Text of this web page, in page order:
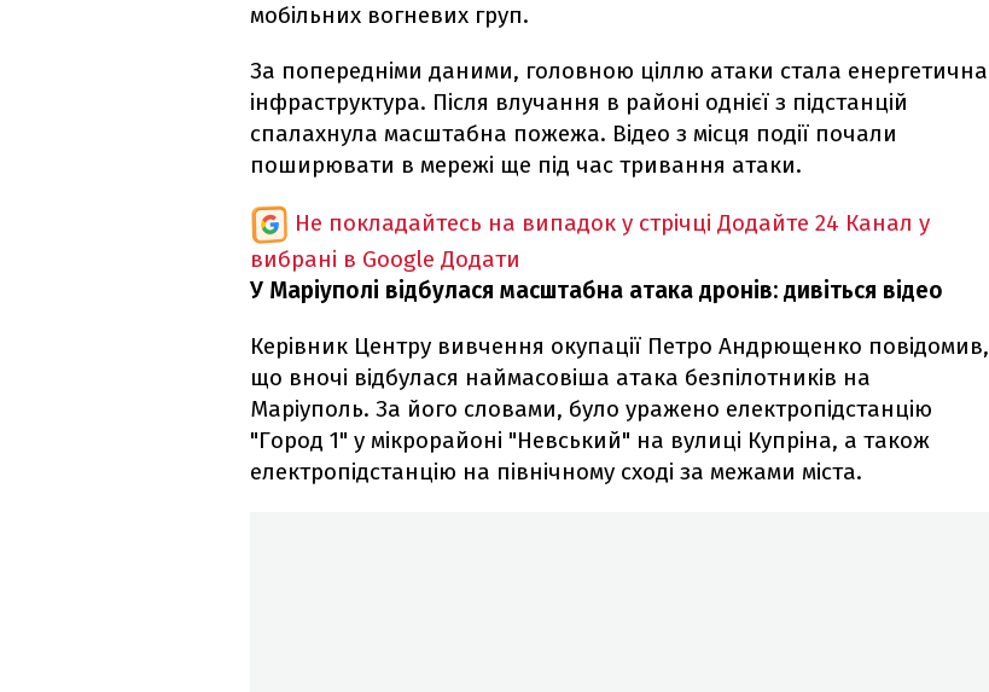
мобільних вогневих груп.
За попередніми даними, головною ціллю атаки стала енергетична
інфраструктура. Після влучання в районі однієї з підстанцій
спалахнула масштабна пожежа. Відео з місця події почали
поширювати в мережі ще під час тривання атаки.
Не покладайтесь на випадок у стрічці Додайте 24 Канал у
вибрані в Google Додати
У Маріуполі відбулася масштабна атака дронів: дивіться відео
Керівник Центру вивчення окупації Петро Андрющенко повідомив,
що вночі відбулася наймасовіша атака безпілотників на
Маріуполь. За його словами, було уражено електропідстанцію
"Город 1" у мікрорайоні "Невський" на вулиці Купріна, а також
електропідстанцію на північному сході за межами міста.